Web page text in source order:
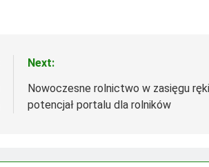
Next:
Nowoczesne rolnictwo w zasięgu
potencjał portalu dla rolników